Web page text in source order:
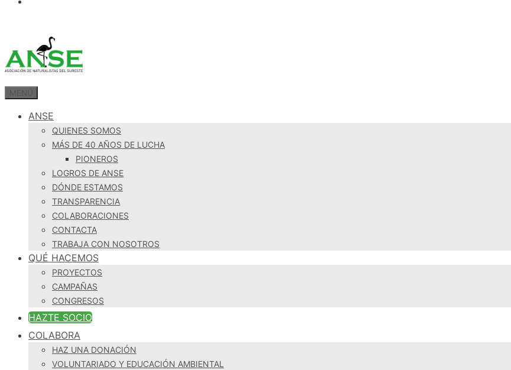
ANSE
QUIENES SOMOS
MÁS DE 40 AÑOS DE LUCHA
PIONEROS
LOGROS DE ANSE
DÓNDE ESTAMOS
TRANSPARENCIA
COLABORACIONES
CONTACTA
TRABAJA CON NOSOTROS
QUÉ HACEMOS
PROYECTOS
CAMPAÑAS
CONGRESOS
HAZTE SOCIO
COLABORA
HAZ UNA DONACIÓN
VOLUNTARIADO Y EDUCACIÓN AMBIENTAL